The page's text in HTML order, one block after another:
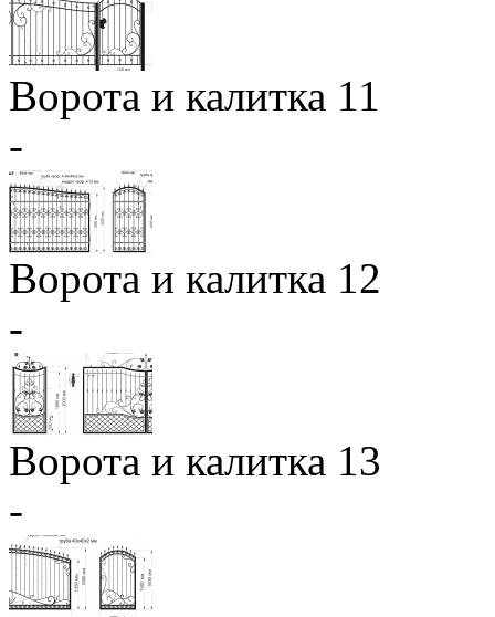
Ворота и калитка 11
-
Ворота и калитка 12
-
Ворота и калитка 13
-